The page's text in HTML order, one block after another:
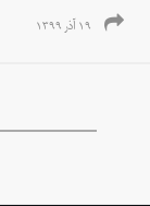
۱۹ آذر ۱۳۹۹